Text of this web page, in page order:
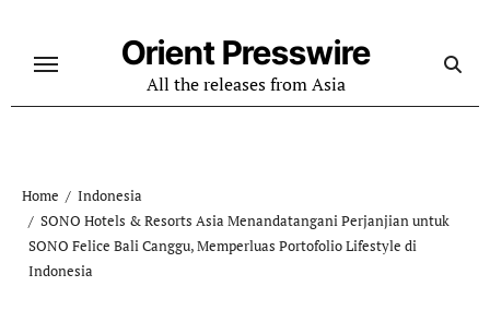
content
Orient Presswire
All the releases from Asia
Home
Indonesia
SONO Hotels & Resorts Asia Menandatangani Perjanjian untuk
SONO Felice Bali Canggu, Memperluas Portofolio Lifestyle di
Indonesia